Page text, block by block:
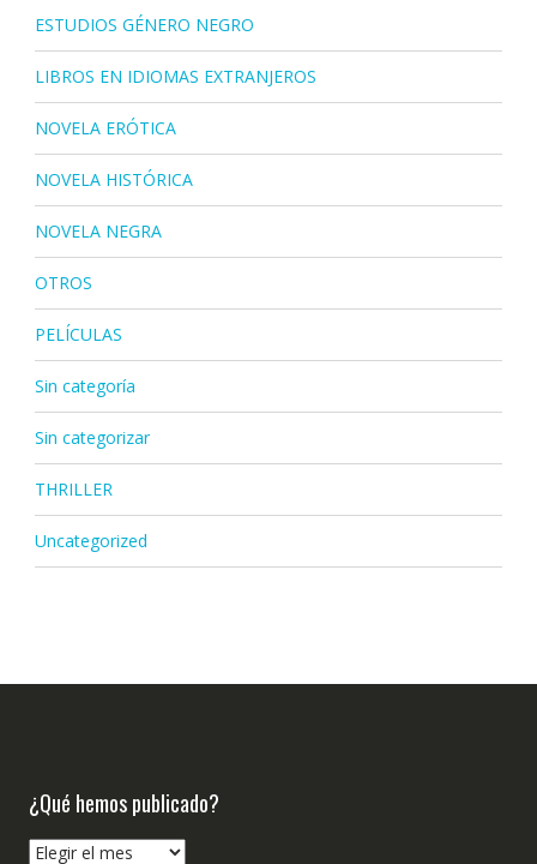
ESTUDIOS GÉNERO NEGRO
LIBROS EN IDIOMAS EXTRANJEROS
NOVELA ERÓTICA
NOVELA HISTÓRICA
NOVELA NEGRA
OTROS
PELÍCULAS
Sin categoría
Sin categorizar
THRILLER
Uncategorized
¿Qué hemos publicado?
¿Qué